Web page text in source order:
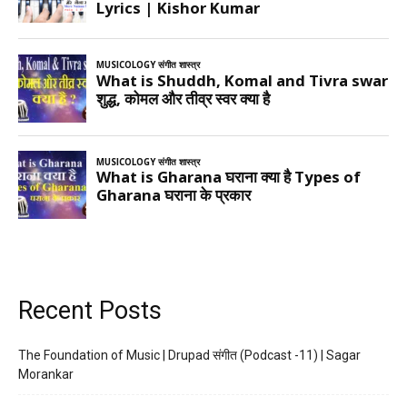
Recent Posts
The Foundation of Music | Drupad संगीत (Podcast -11) | Sagar
Morankar